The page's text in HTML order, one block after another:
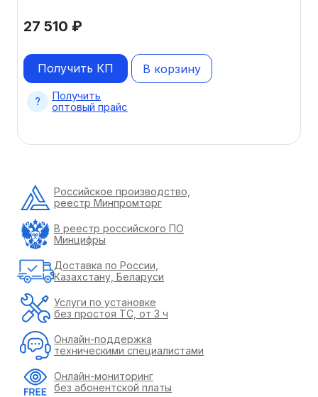
27 510 ₽
В корзину
Получить КП
Получить
оптовый прайс
Российское производство,
реестр Минпромторг
В реестр российского ПО
Минцифры
Доставка по России,
Казахстану, Беларуси
Услуги по установке
без простоя ТС, от 3 ч
Онлайн-поддержка
техническими специалистами
Онлайн-мониторинг
без абонентской платы